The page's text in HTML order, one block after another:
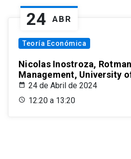
24 ABR
Teoría Económica
Nicolas Inostroza,
Management, University
24 de Abril de 2024
12:20 a 13:20